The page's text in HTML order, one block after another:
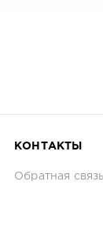
КОНТАКТЫ
Обратная связь